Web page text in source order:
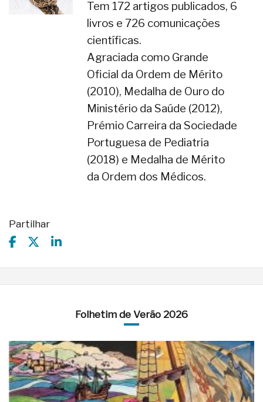
Tem 172 artigos publicados, 6
livros e 726 comunicações
científicas.
Agraciada como Grande
Oficial da Ordem de Mérito
(2010), Medalha de Ouro do
Ministério da Saúde (2012),
Prémio Carreira da Sociedade
Portuguesa de Pediatria
(2018) e Medalha de Mérito
da Ordem dos Médicos.
Partilhar
Folhetim de Verão 2026